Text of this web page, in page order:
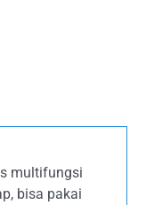
multifungsi
bisa pakai